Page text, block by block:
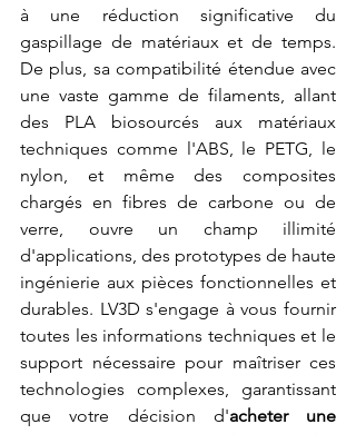
à une réduction significative du
gaspillage de matériaux et de temps.
De plus, sa compatibilité étendue avec
une vaste gamme de filaments, allant
des PLA biosourcés aux matériaux
techniques comme l'ABS, le PETG, le
nylon, et même des composites
chargés en fibres de carbone ou de
verre, ouvre un champ illimité
d'applications, des prototypes de haute
ingénierie aux pièces fonctionnelles et
durables. LV3D s'engage à vous fournir
toutes les informations techniques et le
support nécessaire pour maîtriser ces
technologies complexes, garantissant
que votre décision d'acheter une